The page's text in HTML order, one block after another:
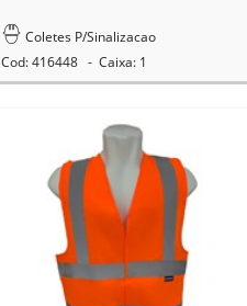
Coletes P/Sinalizacao
Cod: 416448 - Caixa: 1